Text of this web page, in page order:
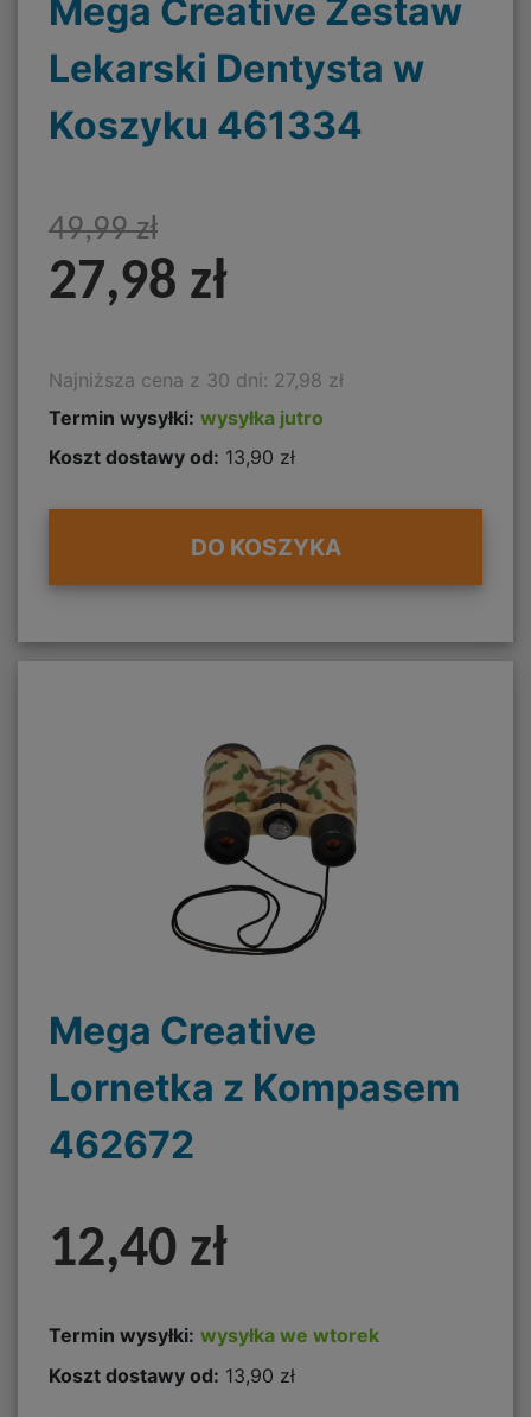
Mega Creative Zestaw
Lekarski Dentysta w
Koszyku 461334
49,99 zł
27,98 zł
Najniższa cena z 30 dni: 27,98 zł
Termin wysyłki: wysyłka jutro
Koszt dostawy od: 13,90 zł
DO KOSZYKA
Mega Creative
Lornetka z Kompasem
462672
12,40 zł
Termin wysyłki: wysyłka we wtorek
Koszt dostawy od: 13,90 zł